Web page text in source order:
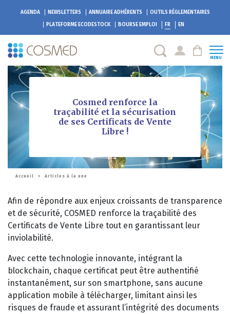
AGENDA NEWSLETTERS ANNUAIRE ADHÉRENTS
OUTILS RÉGLEMENTAIRES
PLATEFORME ECODESTOCK BOURSE EMPLOI FR EN
MENU
Cosmed renforce la
traçabilité et la sécurisation
de ses Certificats de Vente
Libre !
Accueil > Articles à la une
Afin de répondre aux enjeux croissants de transparence
et de sécurité, COSMED renforce la traçabilité des
Certificats de Vente Libre tout en garantissant leur
inviolabilité.
Avec cette technologie innovante, intégrant la
blockchain, chaque certificat peut être authentifié
instantanément, sur son smartphone, sans aucune
application mobile à télécharger, limitant ainsi les
risques de fraude et assurant l’intégrité des documents